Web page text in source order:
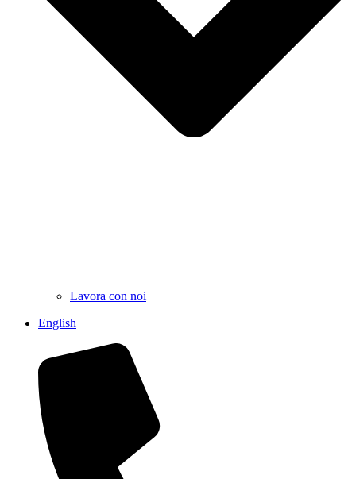
Lavora con noi
English